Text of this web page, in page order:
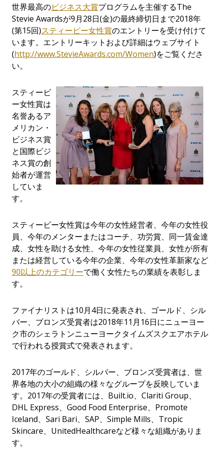
世界最高のビジネス大賞プログラムを主催するThe
Stevie Awardsが9月28日(金)の最終締切日まで2018年
(第15回)スティービー女性賞のエントリーを受け付けて
います。エントリーキットおよび詳細はウェブサイト
(http://www.StevieAwards.com/Women)をご覧くださ
い。
スティービ
ー女性賞は
名誉あるア
メリカン・
ビジネス賞
と国際ビジ
ネス賞の創
始者が運営
していま
す。
スティービー女性賞は今年の女性経営者、今年の女性役
員、今年のメンターまたはコーチ、功労賞、同一賃金達
成、女性を助ける女性、今年の女性従業員、女性が所有
または経営している今年の企業、今年の女性革新家など
90以上のカテゴリーで働く女性たちの業績を表彰しま
す。
ファイナリストは10月4日に発表され、ゴールド、シル
バー、ブロンズ受賞者は2018年11月16日にニューヨー
ク市のシェラトンニューヨークタイムズスクエアホテル
で行われる授賞式で発表されます。
2017年のゴールド、シルバー、ブロンズ受賞者は、世
界各地の大小の組織の様々なグループを反映していま
す。2017年の受賞者には、Built.io、Clariti Group、
DHL Express、Good Food Enterprise、Promote
Iceland、Sari Bari、SAP、Simple Mills、Tropic
Skincare、UnitedHealthcareなど様々な組織がありま
す。